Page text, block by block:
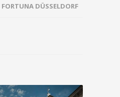
FORTUNA DÜSSELDORF